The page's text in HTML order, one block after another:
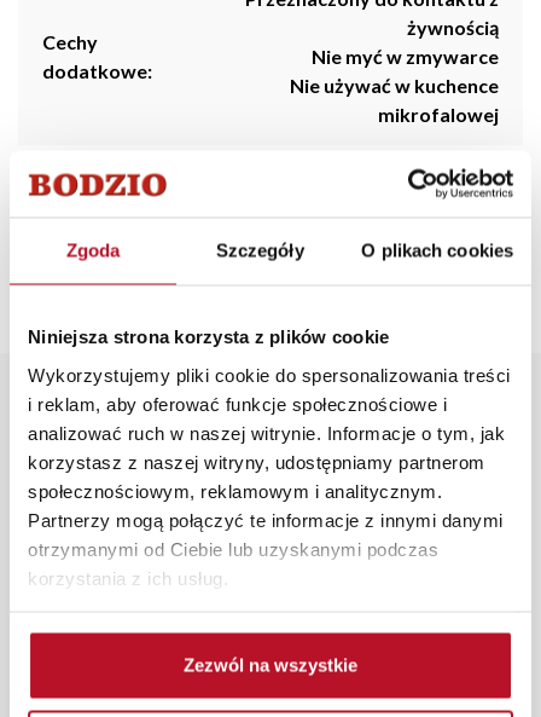
Zgoda Szczegóły O plikach cookies
Niniejsza strona korzysta z plików cookie
Wykorzystujemy pliki cookie do spersonalizowania treści
i reklam, aby oferować funkcje społecznościowe i
analizować ruch w naszej witrynie. Informacje o tym, jak
korzystasz z naszej witryny, udostępniamy partnerom
społecznościowym, reklamowym i analitycznym.
Partnerzy mogą połączyć te informacje z innymi danymi
otrzymanymi od Ciebie lub uzyskanymi podczas
korzystania z ich usług.
Zezwól na wszystkie
Cechy
dodatkowe:
żywnością
Nie myć w zmywarce
Nie używać w kuchence
mikrofalowej
Producent: inny
pochodzenia:
P.R.C.
Opis produktu
Elegancki kubek ceramiczny z kolekcji Cindy - podkreśl
swój styl dzięki złotemu zdobieniu. Idealny towarzysz
codziennych chwil relaksu.
Oferta artykułów kuchennych Fabryki Mebli BODZIO
cenach, które świetnie sprawdzają się we wszystkich
kuchennych zastosowaniach.